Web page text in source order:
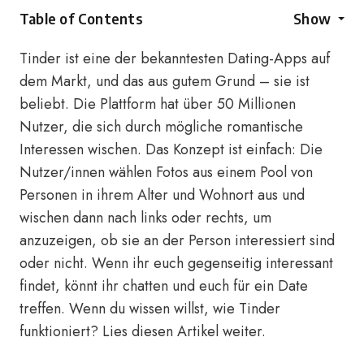
Table of Contents Show
Tinder ist eine der bekanntesten Dating-Apps auf
dem Markt, und das aus gutem Grund – sie ist
beliebt. Die Plattform hat über 50 Millionen
Nutzer, die sich durch mögliche romantische
Interessen wischen. Das Konzept ist einfach: Die
Nutzer/innen wählen Fotos aus einem Pool von
Personen in ihrem Alter und Wohnort aus und
wischen dann nach links oder rechts, um
anzuzeigen, ob sie an der Person interessiert sind
oder nicht. Wenn ihr euch gegenseitig interessant
findet, könnt ihr chatten und euch für ein Date
treffen. Wenn du wissen willst, wie Tinder
funktioniert? Lies diesen Artikel weiter.